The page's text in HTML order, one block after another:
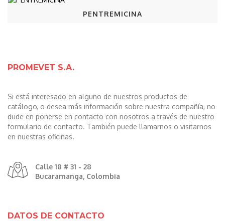
PENTREMICINA
PROMEVET S.A.
Si está interesado en alguno de nuestros productos de
catálogo, o desea más información sobre nuestra compañía, no
dude en ponerse en contacto con nosotros a través de nuestro
formulario de contacto. También puede llamarnos o visitarnos
en nuestras oficinas.
Calle 18 # 31 - 28
Bucaramanga, Colombia
DATOS DE CONTACTO